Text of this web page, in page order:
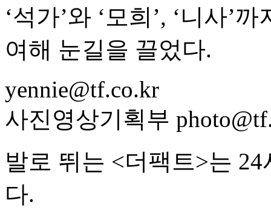
‘석가’와 ‘모희’, ‘니사’
여해 눈길을 끌었다.
yennie@tf.co.kr
사진영상기획부
발로 뛰는 <더팩트>는
다.